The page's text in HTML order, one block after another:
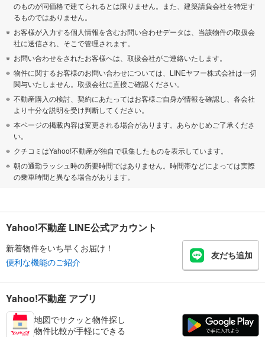
のものが同価格で建てられるとは限りません。また、建築請負会社を特定す
るものではありません。
お客様が入力する個人情報を含むお問い合わせデータは、当該物件の取扱会
社に送信され、そこで管理されます。
お問い合わせをされたお客様へは、取扱会社がご連絡いたします。
物件に関するお客様のお問い合わせについては、LINEヤフー株式会社は一切
関与いたしません。取扱会社に直接ご確認ください。
不動産購入の検討、契約にあたってはお客様ご自身が情報を確認し、各会社
より十分な説明を受け判断してください。
本ページの掲載内容は変更される場合があります。あらかじめご了承くださ
い。
クチコミはYahoo!不動産が独自で収集したものを表示しています。
朝の通勤ラッシュ時の所要時間ではありません。時間帯などによっては実際
の乗車時間と異なる場合があります。
Yahoo!不動産 LINE公式アカウント
新着物件をいち早くお届け！
便利な機能のご紹介
友だち追加
Yahoo!不動産 アプリ
地図でサクッと物件探し
物件比較が手軽にできる